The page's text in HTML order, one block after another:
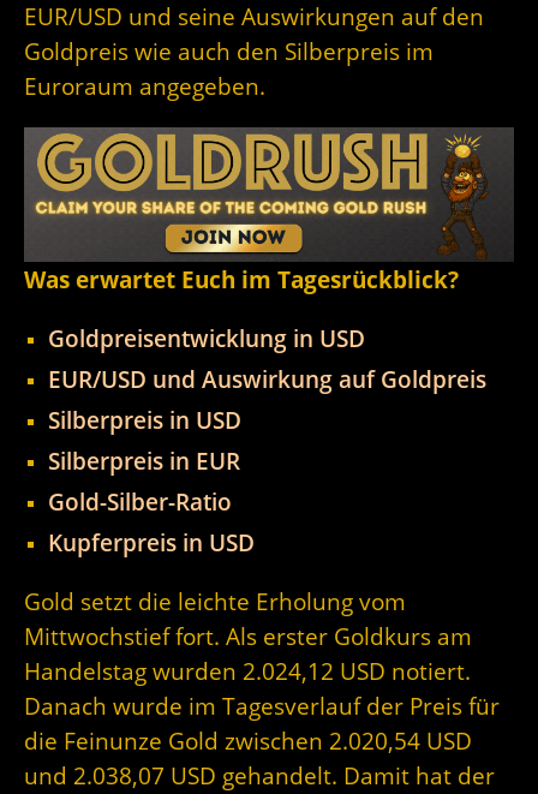
EUR/USD und seine Auswirkungen auf den
Goldpreis wie auch den Silberpreis im
Euroraum angegeben.
Was erwartet Euch im Tagesrückblick?
Goldpreisentwicklung in USD
EUR/USD und Auswirkung auf Goldpreis
Silberpreis in USD
Silberpreis in EUR
Gold-Silber-Ratio
Kupferpreis in USD
Gold setzt die leichte Erholung vom
Mittwochstief fort. Als erster Goldkurs am
Handelstag wurden 2.024,12 USD notiert.
Danach wurde im Tagesverlauf der Preis für
die Feinunze Gold zwischen 2.020,54 USD
und 2.038,07 USD gehandelt. Damit hat der